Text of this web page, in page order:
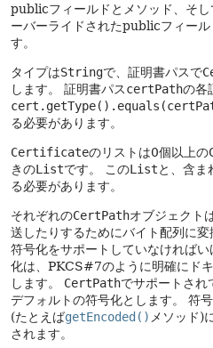
publicフィールドとメソッド、そ
ーバーライドされたpublicフィール
す。
タイプはStringで、証明書パスで
します。
証明書パスcertPathの各
る必要があります。
Certificateのリストは0個以上の
きのListです。 このListと、含ま
る必要があります。
それぞれのCertPathオブジェクト
送したりするためにバイト配列に
符号化をサポートしていなければい
化は、PKCS#7のように明確にド
します。
CertPathでサポートされ
デフォルトの符号化とします。
符
(たとえばgetEncoded() メソッド)
されます。